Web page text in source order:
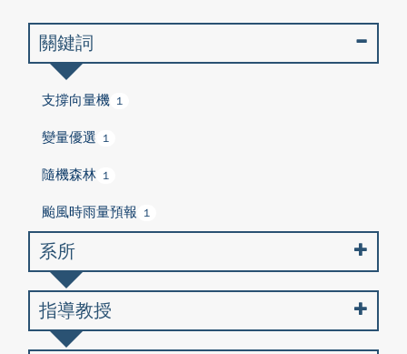
關鍵詞
支撐向量機 1
變量優選 1
隨機森林 1
颱風時雨量預報 1
系所
指導教授